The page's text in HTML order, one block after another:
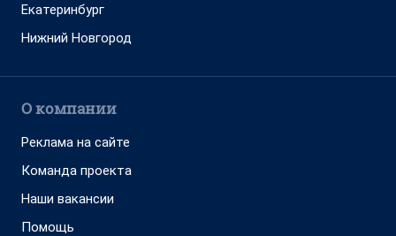
Екатеринбург
Нижний Новгород
О компании
Реклама на сайте
Команда проекта
Наши вакансии
Помощь